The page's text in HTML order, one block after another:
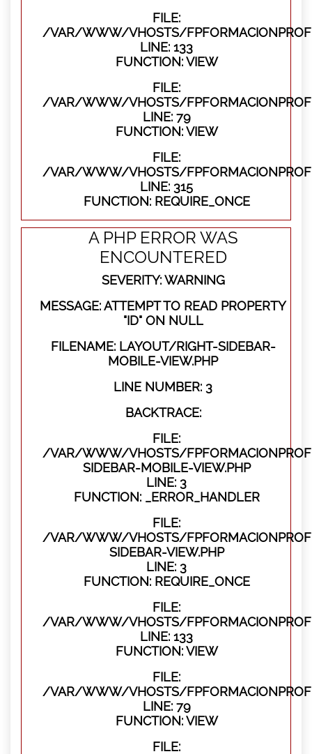
FILE:
/VAR/WWW/VHOSTS/
LINE: 133
FUNCTION: VIEW
FILE:
/VAR/WWW/VHOSTS/
LINE: 79
FUNCTION: VIEW
FILE:
/VAR/WWW/VHOSTS/
LINE: 315
FUNCTION: REQUIRE_ONCE
A PHP ERROR WAS
ENCOUNTERED
SEVERITY: WARNING
MESSAGE: ATTEMPT TO READ PROPERTY
"ID" ON NULL
FILENAME: LAYOUT/RIGHT-SIDEBAR-
MOBILE-VIEW.PHP
LINE NUMBER: 3
BACKTRACE:
FILE:
/VAR/WWW/VHOSTS/
SIDEBAR-MOBILE-VIEW.PHP
LINE: 3
FUNCTION: _ERROR_HANDLER
FILE:
/VAR/WWW/VHOSTS/
SIDEBAR-VIEW.PHP
LINE: 3
FUNCTION: REQUIRE_ONCE
FILE:
/VAR/WWW/VHOSTS/
LINE: 133
FUNCTION: VIEW
FILE:
/VAR/WWW/VHOSTS/
LINE: 79
FUNCTION: VIEW
FILE: